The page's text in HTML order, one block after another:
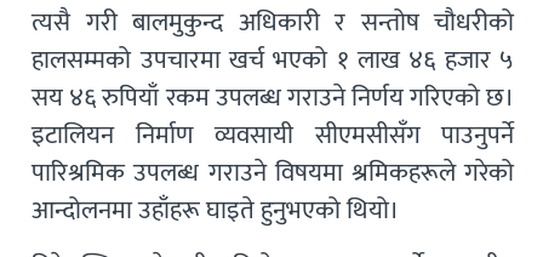
त्यसै गरी बालमुकुन्द अधिकारी र सन्तोष चौधरीको
हालसम्मको उपचारमा खर्च भएको १ लाख ४६ हजार ५
सय ४६ रुपियाँ रकम उपलब्ध गराउने निर्णय गरिएको छ।
इटालियन निर्माण व्यवसायी सीएमसीसँग पाउनुपर्ने
पारिश्रमिक उपलब्ध गराउने विषयमा श्रमिकहरूले गरेको
आन्दोलनमा उहाँहरू घाइते हुनुभएको थियो।